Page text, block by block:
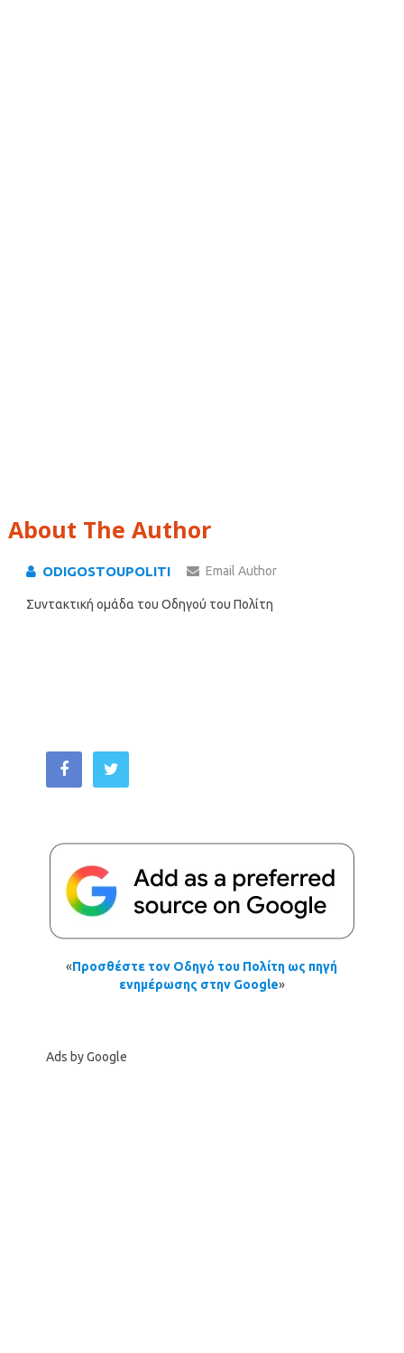
About The Author
ODIGOSTOUPOLITI Email Author
Συντακτική ομάδα του Οδηγού του Πολίτη
«Προσθέστε τον Οδηγό του Πολίτη ως πηγή
ενημέρωσης στην Google»
Ads by Google